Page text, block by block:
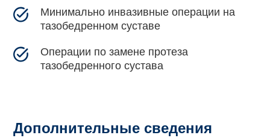
Минимально инвазивные операции на
тазобедренном суставе
Операции по замене протеза
тазобедренного сустава
Дополнительные сведения